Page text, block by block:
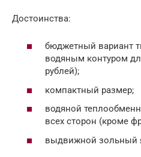
Достоинства:
бюджетный вариант
водяным контуром
рублей);
компактный размер;
водяной
всех сторон (кроме
выдвижной зольный